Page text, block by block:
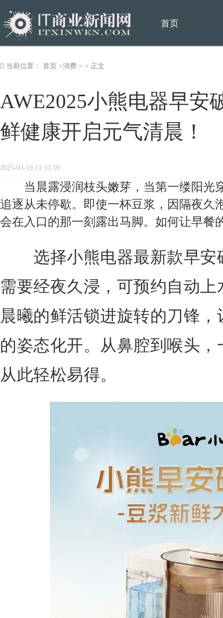
首页
当前位置： 首页 >消费 > > 正文
AWE2025小熊电器早安
鲜健康开启元气清晨！
2025-03-19 11:33:59
当晨露浸润枝头嫩芽，当第一缕阳光
追逐从未停歇。即使一杯豆浆，因隔夜久
会在入口的那一刻露出马脚。如何让早餐
选择小熊电器最新款早安
需要经夜久浸，可预约自动
晨曦的鲜活锁进旋转的刀锋
的姿态化开。从鼻腔到喉头
从此轻松易得。